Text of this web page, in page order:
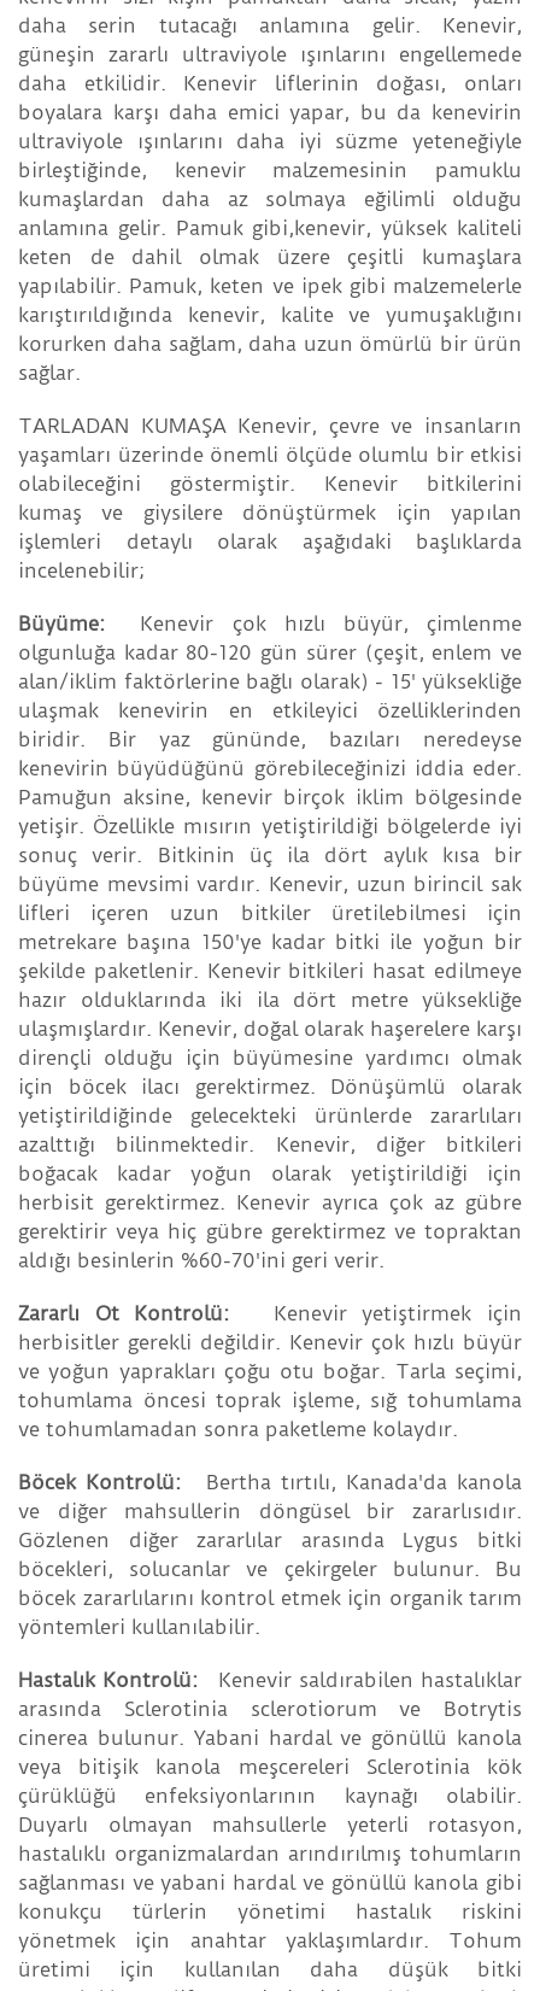
daha serin tutacağı anlamına gelir. Kenevir,
güneşin zararlı ultraviyole ışınlarını engellemede
daha etkilidir. Kenevir liflerinin doğası, onları
boyalara karşı daha emici yapar, bu da kenevirin
ultraviyole ışınlarını daha iyi süzme yeteneğiyle
birleştiğinde, kenevir malzemesinin pamuklu
kumaşlardan daha az solmaya eğilimli olduğu
anlamına gelir. Pamuk gibi,kenevir, yüksek kaliteli
keten de dahil olmak üzere çeşitli kumaşlara
yapılabilir. Pamuk, keten ve ipek gibi malzemelerle
karıştırıldığında kenevir, kalite ve yumuşaklığını
korurken daha sağlam, daha uzun ömürlü bir ürün
sağlar.
TARLADAN KUMAŞA Kenevir, çevre ve insanların
yaşamları üzerinde önemli ölçüde olumlu bir etkisi
olabileceğini göstermiştir. Kenevir bitkilerini
kumaş ve giysilere dönüştürmek için yapılan
işlemleri detaylı olarak aşağıdaki başlıklarda
incelenebilir;
Büyüme: Kenevir çok hızlı büyür, çimlenme
olgunluğa kadar 80-120 gün sürer (çeşit, enlem ve
alan/iklim faktörlerine bağlı olarak) - 15' yüksekliğe
ulaşmak kenevirin en etkileyici özelliklerinden
biridir. Bir yaz gününde, bazıları neredeyse
kenevirin büyüdüğünü görebileceğinizi iddia eder.
Pamuğun aksine, kenevir birçok iklim bölgesinde
yetişir. Özellikle mısırın yetiştirildiği bölgelerde iyi
sonuç verir. Bitkinin üç ila dört aylık kısa bir
büyüme mevsimi vardır. Kenevir, uzun birincil sak
lifleri içeren uzun bitkiler üretilebilmesi için
metrekare başına 150'ye kadar bitki ile yoğun bir
şekilde paketlenir. Kenevir bitkileri hasat edilmeye
hazır olduklarında iki ila dört metre yüksekliğe
ulaşmışlardır. Kenevir, doğal olarak haşerelere karşı
dirençli olduğu için büyümesine yardımcı olmak
için böcek ilacı gerektirmez. Dönüşümlü olarak
yetiştirildiğinde gelecekteki ürünlerde zararlıları
azalttığı bilinmektedir. Kenevir, diğer bitkileri
boğacak kadar yoğun olarak yetiştirildiği için
herbisit gerektirmez. Kenevir ayrıca çok az gübre
gerektirir veya hiç gübre gerektirmez ve topraktan
aldığı besinlerin %60-70'ini geri verir.
Zararlı Ot Kontrolü:
Kenevir yetiştirmek için
herbisitler gerekli değildir. Kenevir çok hızlı büyür
ve yoğun yaprakları çoğu otu boğar. Tarla seçimi,
tohumlama öncesi toprak işleme, sığ tohumlama
ve tohumlamadan sonra paketleme kolaydır.
Böcek Kontrolü: Bertha tırtılı, Kanada'da kanola
ve diğer mahsullerin döngüsel bir zararlısıdır.
Gözlenen diğer zararlılar arasında Lygus bitki
böcekleri, solucanlar ve çekirgeler bulunur. Bu
böcek zararlılarını kontrol etmek için organik tarım
yöntemleri kullanılabilir.
Hastalık Kontrolü:
Kenevir saldırabilen hastalıklar
arasında Sclerotinia sclerotiorum ve Botrytis
cinerea bulunur. Yabani hardal ve gönüllü kanola
veya bitişik kanola meşcereleri Sclerotinia kök
çürüklüğü enfeksiyonlarının kaynağı olabilir.
Duyarlı olmayan mahsullerle yeterli rotasyon,
hastalıklı organizmalardan arındırılmış tohumların
sağlanması ve yabani hardal ve gönüllü kanola gibi
konukçu türlerin yönetimi hastalık riskini
yönetmek için anahtar yaklaşımlardır. Tohum
üretimi için kullanılan daha düşük bitki